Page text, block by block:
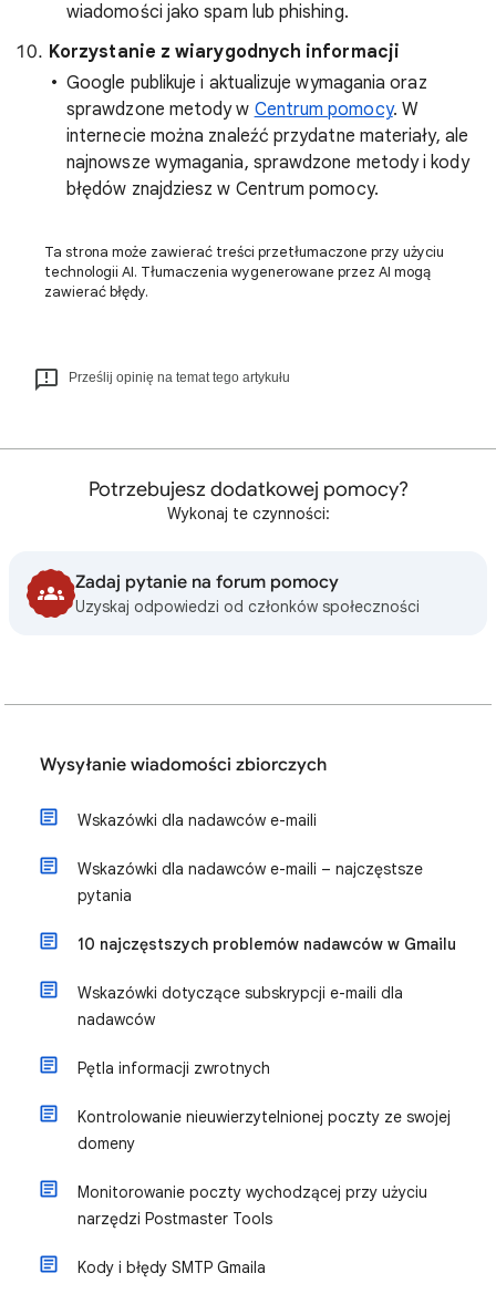
wiadomości jako spam lub phishing.
Korzystanie z wiarygodnych informacji
Google publikuje i aktualizuje wymagania oraz
sprawdzone metody w Centrum pomocy. W
internecie można znaleźć przydatne materiały, ale
najnowsze wymagania, sprawdzone metody i kody
błędów znajdziesz w Centrum pomocy.
Ta strona może zawierać treści przetłumaczone przy użyciu
technologii AI. Tłumaczenia wygenerowane przez AI mogą
zawierać błędy.
Prześlij opinię na temat tego artykułu
Potrzebujesz dodatkowej pomocy?
Wykonaj te czynności:
Zadaj pytanie na forum pomocy
Uzyskaj odpowiedzi od członków społeczności
Wysyłanie wiadomości zbiorczych
Wskazówki dla nadawców e-maili
Wskazówki dla nadawców e-maili – najczęstsze
pytania
10 najczęstszych problemów nadawców w Gmailu
Wskazówki dotyczące subskrypcji e-maili dla
nadawców
Pętla informacji zwrotnych
Kontrolowanie nieuwierzytelnionej poczty ze swojej
domeny
Monitorowanie poczty wychodzącej przy użyciu
narzędzi Postmaster Tools
Kody i błędy SMTP Gmaila